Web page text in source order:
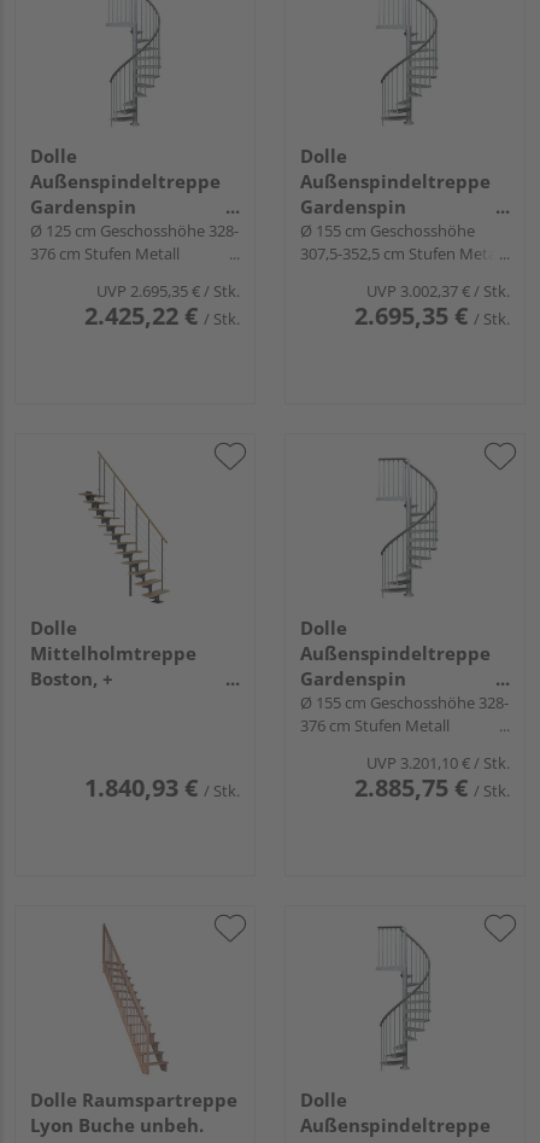
Dolle
Außenspindeltreppe
Gardenspin
links/rechtslfd.
Ø 125 cm Geschosshöhe 328-
376 cm Stufen Metall
UVP 2.695,35 €/ Stk.
2.425,22 € / Stk.
Dolle
Außenspindeltreppe
Gardenspin
links/rechtslfd.
Ø 155 cm Geschosshöhe
307,5-352,5 cm Stufen Metall
UVP 3.002,37 €/ Stk.
2.695,35 € / Stk.
Dolle
Mittelholmtreppe
Boston, +
anthrazit1.840,93 € / Stk.
Dolle
Außenspindeltreppe
Gardenspin
links/rechtslfd.
Ø 155 cm Geschosshöhe 328-
376 cm Stufen Metall
UVP 3.201,10 €/ Stk.
2.885,75 € / Stk.
Dolle Raumspartreppe
Lyon Buche unbeh.
Dolle
Außenspindeltreppe